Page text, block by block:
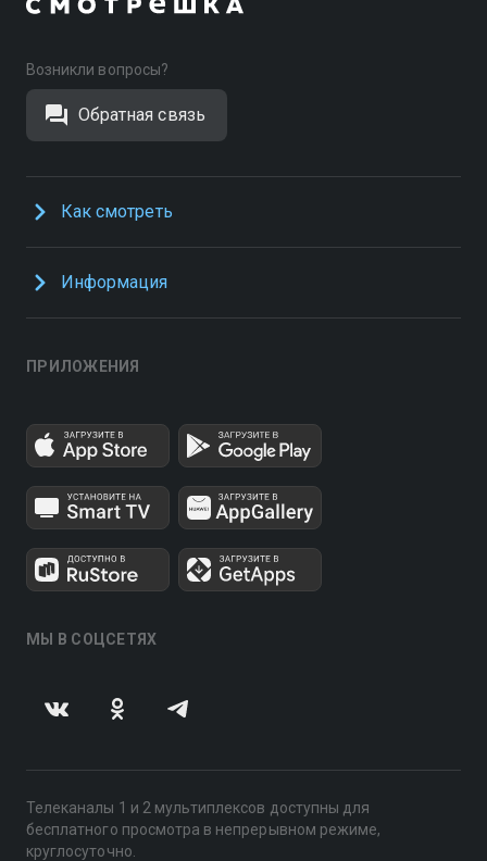
Возникли вопросы?
Обратная связь
Как смотреть
Информация
ПРИЛОЖЕНИЯ
МЫ В СОЦСЕТЯХ
Телеканалы 1 и 2 мультиплексов доступны для
бесплатного просмотра в непрерывном режиме,
круглосуточно.